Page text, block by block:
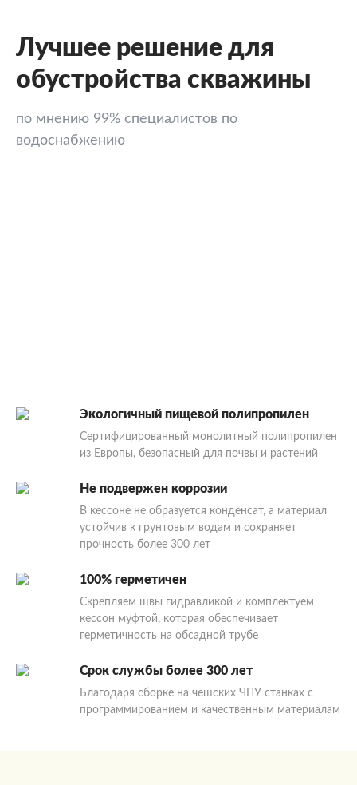
Лучшее решение для
обустройства скважины
по мнению 99% специалистов по
водоснабжению
Экологичный пищевой полипропилен
Сертифицированный монолитный полипропилен
из Европы, безопасный для почвы и растений
Не подвержен коррозии
В кессоне не образуется конденсат, а материал
устойчив к грунтовым водам и сохраняет
прочность более 300 лет
100% герметичен
Скрепляем швы гидравликой и комплектуем
кессон муфтой, которая обеспечивает
герметичность на обсадной трубе
Срок службы более 300 лет
Благодаря сборке на чешских ЧПУ станках с
программированием и качественным материалам